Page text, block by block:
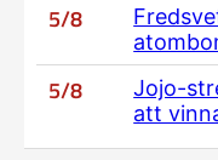
5/8
5/8
Jojo-
att